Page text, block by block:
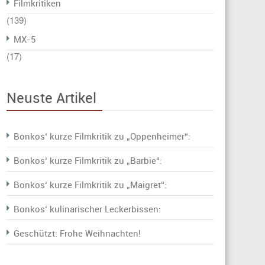
Filmkritiken
(139)
MX-5
(17)
Neuste Artikel
Bonkos‘ kurze Filmkritik zu „Oppenheimer“:
Bonkos‘ kurze Filmkritik zu „Barbie“:
Bonkos‘ kurze Filmkritik zu „Maigret“:
Bonkos‘ kulinarischer Leckerbissen:
Geschützt: Frohe Weihnachten!